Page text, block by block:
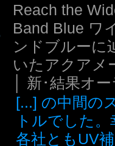
Reach the
Band Blue ワ
ンドブルーに
いたアクアメ
│ 新･結果オ
[...] の中間の
トルでした
各社ともUV